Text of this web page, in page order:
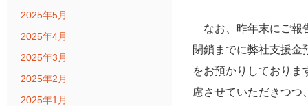
2025年5月
2025年4月
2025年3月
2025年2月
2025年1月
なお、昨年末にご報
閉鎖までに弊社支援金
をお預かりしておりま
慮させていただきつつ